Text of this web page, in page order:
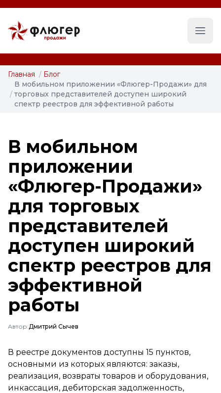
Главная / Блог
/
В мобильном приложении «Флюгер-Продажи» для
торговых представителей доступен широкий
спектр реестров для эффективной работы
В мобильном
приложении
«Флюгер-Продажи»
для торговых
представителей
доступен широкий
спектр реестров для
эффективной
работы
Автор:Дмитрий Сычев
В реестре документов доступны 15 пунктов,
основными из которых являются: заказы,
реализация, возвраты товаров и оборудования,
инкассация, дебиторская задолженность,